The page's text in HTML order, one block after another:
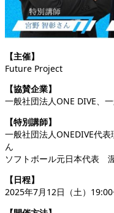
【主催】
Future Project
【協賛企業】
一般社団法人ONE DIVE、
【特別講師】
一般社団法人ONEDIVE代
ん
ソフトボール元日本代表
【日程】
2025年7月12日（土）